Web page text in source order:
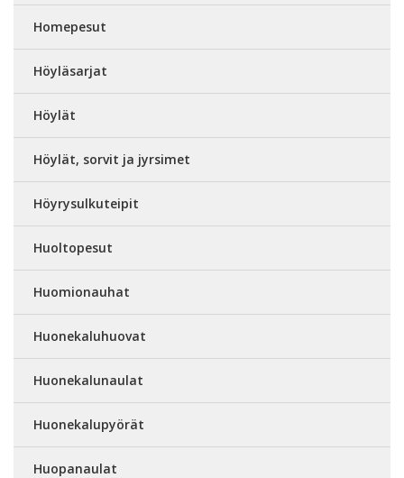
Homepesut
Höyläsarjat
Höylät
Höylät, sorvit ja jyrsimet
Höyrysulkuteipit
Huoltopesut
Huomionauhat
Huonekaluhuovat
Huonekalunaulat
Huonekalupyörät
Huopanaulat